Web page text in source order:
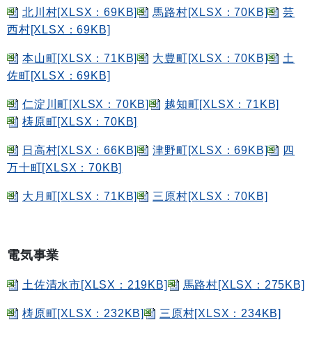
北川村[XLSX：69KB] 馬路村[XLSX：70KB]
芸
西村[XLSX：69KB]
本山町[XLSX：71KB] 大豊町[XLSX：70KB]
土
佐町[XLSX：69KB]
仁淀川町[XLSX：70KB]
越知町[XLSX：71KB]
梼原町[XLSX：70KB]
日高村[XLSX：66KB] 津野町[XLSX：69KB]
四
万十町[XLSX：70KB]
大月町[XLSX：71KB] 三原村[XLSX：70KB]
電気事業
土佐清水市[XLSX：219KB] 馬路村[XLSX：275KB]
梼原町[XLSX：232KB] 三原村[XLSX：234KB]